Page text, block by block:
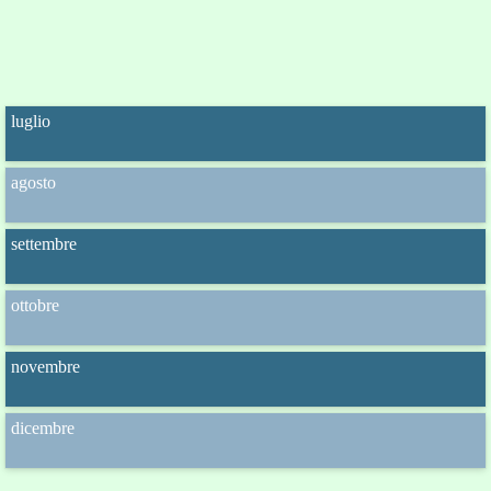
luglio
agosto
settembre
ottobre
novembre
dicembre